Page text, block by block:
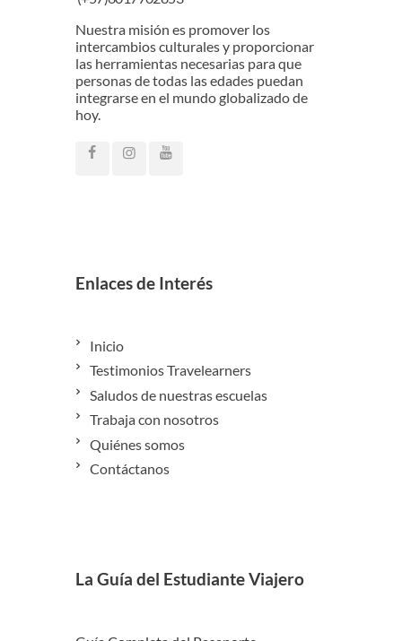
Nuestra misión es promover los
intercambios culturales y proporcionar
las herramientas necesarias para que
personas de todas las edades puedan
integrarse en el mundo globalizado de
hoy.
Enlaces de Interés
Inicio
Testimonios Travelearners
Saludos de nuestras escuelas
Trabaja con nosotros
Quiénes somos
Contáctanos
La Guía del Estudiante Viajero